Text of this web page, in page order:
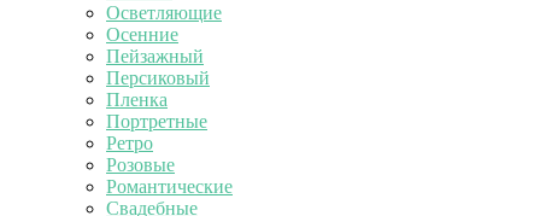
Осветляющие
Осенние
Пейзажный
Персиковый
Пленка
Портретные
Ретро
Розовые
Романтические
Свадебные